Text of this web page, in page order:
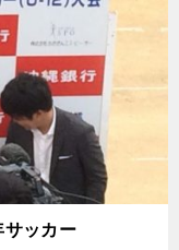
サッカー